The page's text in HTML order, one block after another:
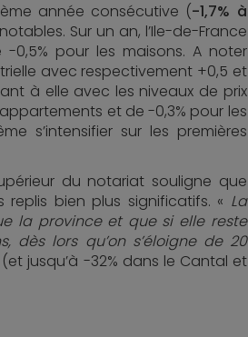
année consécutive (-1,7% à
Sur un an, l’Ile-de-France
0,5% pour les maisons. A noter
avec respectivement +0,5 et
à elle avec les niveaux de prix
et de -0,3% pour les
s’intensifier sur les premières
du notariat souligne que
bien plus significatifs. « La
la province et que si elle reste
dès lors qu’on s’éloigne de 20
jusqu’à -32% dans le Cantal et